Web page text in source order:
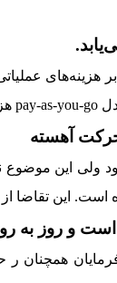
ولی این
همچنان ر